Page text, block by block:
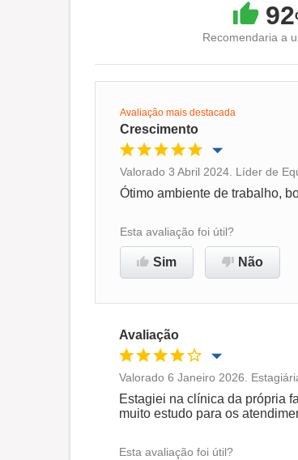
92
Recomendaria a
Avaliação mais destacada
Crescimento
Oportunidade de promoção
Ambiente de trabalho
Recomenda esta empresa
Valorado 3 Abril 2024. Líder de
Ótimo ambiente de trabalho,
Esta avaliação foi útil?
Sim Não
Avaliação
Oportunidade de promoção
Valorado 6 Janeiro 2026.
Estagiei na clínica da própria
muito estudo para os
Esta avaliação foi útil?